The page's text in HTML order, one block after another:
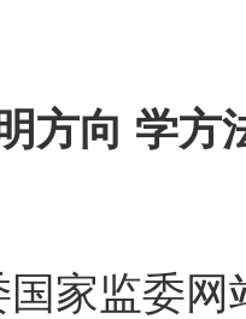
向 学方法
家监委网